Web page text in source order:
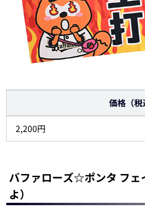
価格（税
2,200円
バファローズ☆ポンタ フェ
よ）